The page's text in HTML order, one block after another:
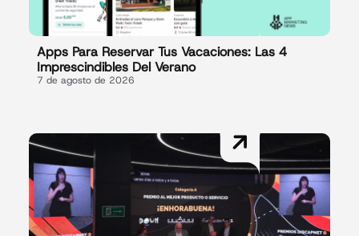
Apps Para Reservar Tus Vacaciones: Las 4
Imprescindibles Del Verano
7 de agosto de 2026